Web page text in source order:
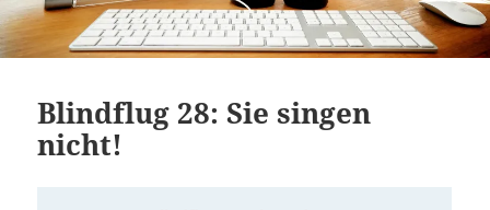
Blindflug 28: Sie singen
nicht!